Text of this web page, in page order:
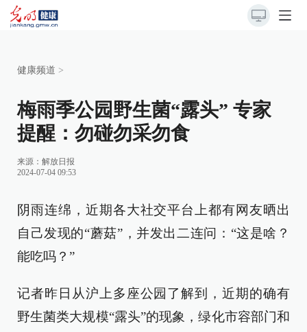
健康频道 >
梅雨季公园野生菌“露头” 专家
提醒：勿碰勿采勿食
来源： 解放日报
2024-07-04 09:53
阴雨连绵，近期各大社交平台上都有网友晒出
自己发现的“蘑菇”，并发出二连问：“这是啥？
能吃吗？”
记者昨日从沪上多座公园了解到，近期的确有
野生菌类大规模“露头”的现象，绿化市容部门和